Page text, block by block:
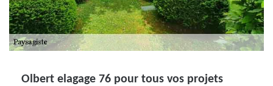
Olbert elagage 76 pour tous vos projets